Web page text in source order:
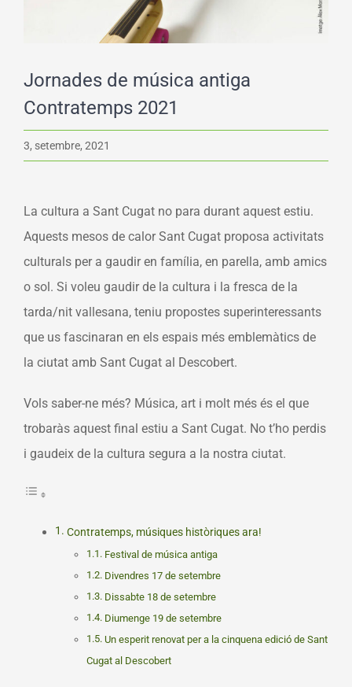
Jornades de música antiga
Contratemps 2021
3, setembre, 2021
La cultura a Sant Cugat no para durant aquest estiu.
Aquests mesos de calor Sant Cugat proposa activitats
culturals per a gaudir en família, en parella, amb amics
o sol. Si voleu gaudir de la cultura i la fresca de la
tarda/nit vallesana, teniu propostes superinteressants
que us fascinaran en els espais més emblemàtics de
la ciutat amb Sant Cugat al Descobert.
Vols saber-ne més? Música, art i molt més és el que
trobaràs aquest final estiu a Sant Cugat. No t’ho perdis
i gaudeix de la cultura segura a la nostra ciutat.
Contratemps, músiques històriques ara!
Festival de música antiga
Divendres 17 de setembre
Dissabte 18 de setembre
Diumenge 19 de setembre
Un esperit renovat per a la cinquena edició de Sant
Cugat al Descobert